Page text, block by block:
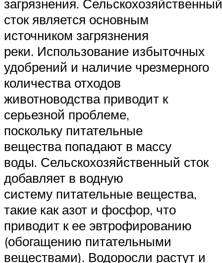
загрязнения. Сельскохозяйственный
сток является основным
источником загрязнения
реки. Использование избыточных
удобрений и наличие чрезмерного
количества отходов
животноводства приводит к
серьезной проблеме,
поскольку питательные
вещества попадают в массу
воды. Сельскохозяйственный сток
добавляет в водную
систему питательные вещества,
такие как азот и фосфор, что
приводит к ее эвтрофированию
(обогащению питательными
веществами). Водоросли растут и